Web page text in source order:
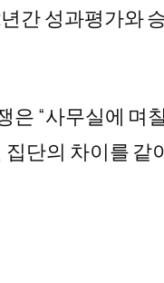
간 성과평가와
은 “사무실에 며
단의 차이를 같